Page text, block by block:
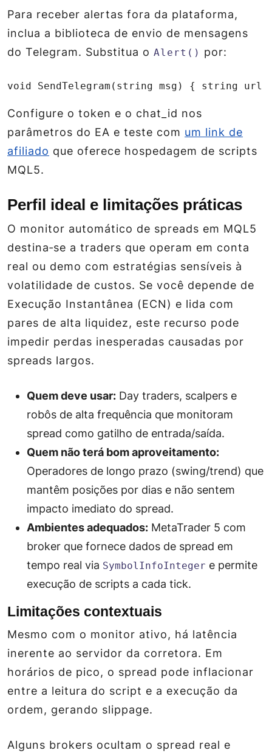
Para receber alertas fora da plataforma,
inclua a biblioteca de envio de mensagens
do Telegram. Substitua o Alert() por:
void SendTelegram(string msg) { string url =
Configure o token e o chat_id nos
parâmetros do EA e teste com um link de
afiliado que oferece hospedagem de scripts
MQL5.
Perfil ideal e limitações práticas
O monitor automático de spreads em MQL5
destina‑se a traders que operam em conta
real ou demo com estratégias sensíveis à
volatilidade de custos. Se você depende de
Execução Instantânea (ECN) e lida com
pares de alta liquidez, este recurso pode
impedir perdas inesperadas causadas por
spreads largos.
Quem deve usar: Day traders, scalpers e
robôs de alta frequência que monitoram
spread como gatilho de entrada/saída.
Quem não terá bom aproveitamento:
Operadores de longo prazo (swing/trend) que
mantêm posições por dias e não sentem
impacto imediato do spread.
Ambientes adequados: MetaTrader 5 com
broker que fornece dados de spread em
tempo real via SymbolInfoInteger e permite
execução de scripts a cada tick.
Limitações contextuais
Mesmo com o monitor ativo, há latência
inerente ao servidor da corretora. Em
horários de pico, o spread pode inflacionar
entre a leitura do script e a execução da
ordem, gerando slippage.
Alguns brokers ocultam o spread real e